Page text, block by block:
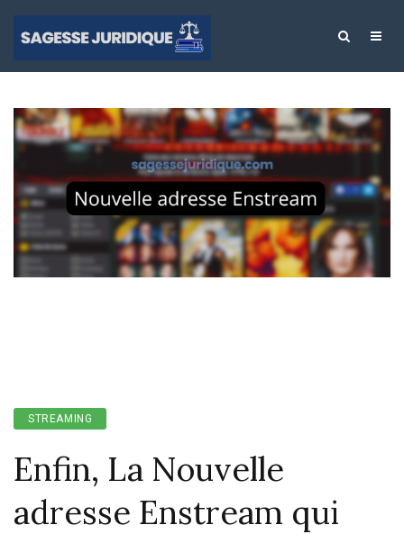
STREAMING
Enfin, La Nouvelle
adresse Enstream qui